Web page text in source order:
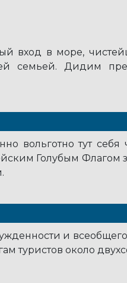
вход в море,
семьей. Дидим
вольготно тут себя
Голубым Флагом
и всеобщего
туристов около